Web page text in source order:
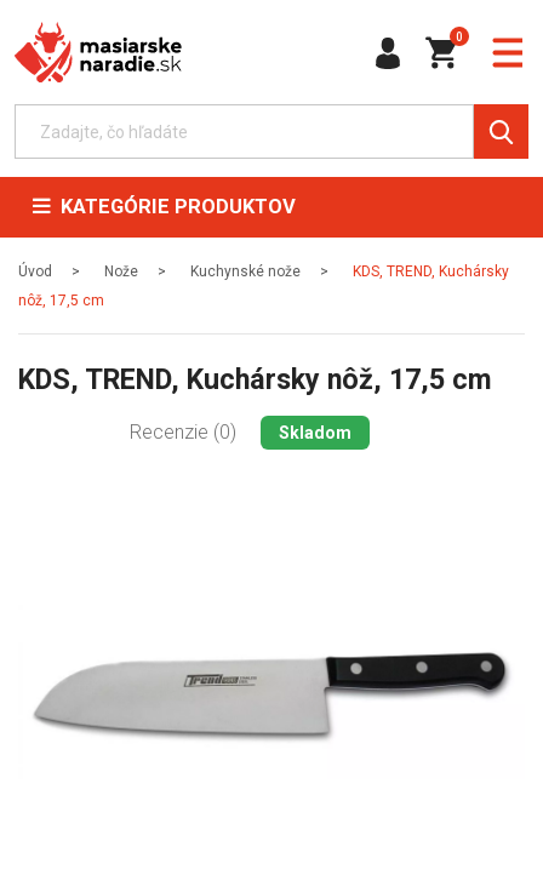
0
KATEGÓRIE PRODUKTOV
Úvod Nože Kuchynské nože
KDS, TREND, Kuchársky
nôž, 17,5 cm
KDS, TREND, Kuchársky nôž, 17,5 cm
Recenzie (0) Skladom